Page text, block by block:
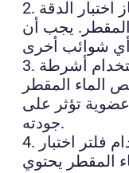
2. اختبار الدقة: يمكن استخدام جهاز اختبار الدقة
يجب أن
3. اختبار المواد العضوية: يمكن استخدام أشرطة
الماء المقطر
تؤثر على
جودته.
4. اختبار الشوائب: يمكن استخدام فلتر اختبار
المقطر يحتوي